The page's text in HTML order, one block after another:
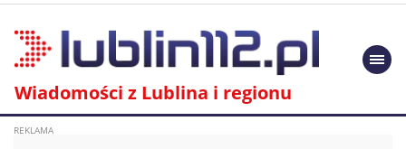
Wiadomości z Lublina i regionu